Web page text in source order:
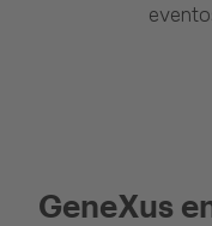
GeneXus